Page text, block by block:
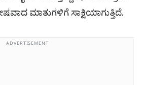
ಮಾತುಗಳಿಗೆ ಸಾಕ್ಷಿಯಾಗುತ್ತಿದೆ.
ADVERTISEMENT